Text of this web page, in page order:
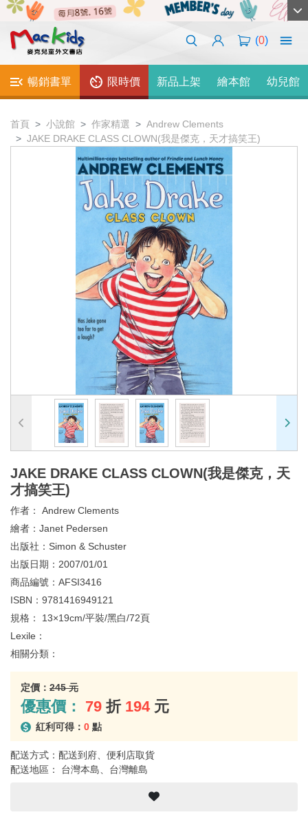
(0)
暢銷書單 限時價 新品上架 繪本館 幼兒館
首頁 小說館 作家精選
Andrew Clements
JAKE DRAKE CLASS CLOWN(我是傑克，天才搞笑王)
JAKE DRAKE CLASS CLOWN(我是傑克，天
才搞笑王)
作者： Andrew Clements
繪者： Janet Pedersen
出版社： Simon & Schuster
出版日期： 2007/01/01
商品編號： AFSI3416
ISBN： 9781416949121
規格： 13×19cm/平裝/黑白/72頁
Lexile：
相關分類：
定價： 245 元
優惠價： 79 折 194 元
紅利可得： 0 點
配送方式：配送到府、便利店取貨
配送地區： 台灣本島、台灣離島